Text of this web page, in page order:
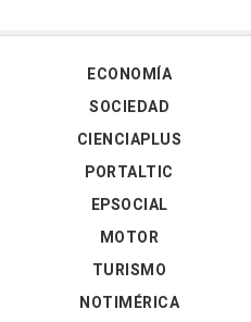
ECONOMÍA
SOCIEDAD
CIENCIAPLUS
PORTALTIC
EPSOCIAL
MOTOR
TURISMO
NOTIMÉRICA